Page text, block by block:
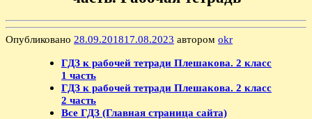
Опубликовано 28.09.201817.08.2023 автором okr
ГДЗ к рабочей тетради Плешакова. 2 класс
1 часть
ГДЗ к рабочей тетради Плешакова. 2 класс
2 часть
Все ГДЗ (Главная страница сайта)